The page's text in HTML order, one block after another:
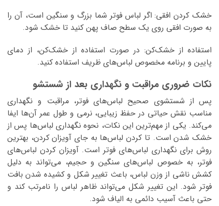
خشک کردن افقی: اگر لباس فوتر شما بزرگ و سنگین است، آن را
به صورت افقی روی یک سطح صاف پهن کنید تا خشک شود.
استفاده از خشک‌کن: در صورت استفاده از خشک‌کن، از دمای
پایین و برنامه مخصوص لباس‌های ظریف استفاده کنید.
نکات ضروری مراقبت و نگهداری بعد از شستشو
پس از شستشوی صحیح لباس‌های فوتر، مراقبت و نگهداری
مناسب نقش حیاتی در حفظ زیبایی، نرمی و طول عمر آن‌ها ایفا
می‌کند. یکی از مهم‌ترین این نکات، نحوه نگهداری لباس‌ها پس از
خشک شدن است. تا کردن لباس‌ها به جای آویزان کردن، بهترین
روش برای نگهداری لباس‌های فوتر است. آویزان کردن لباس‌های
فوتر، به خصوص لباس‌های سنگین و حجیم، می‌تواند به دلیل
کشش ناشی از وزن لباس، باعث تغییر شکل و کشیده شدن بافت
فوتر شود. این تغییر شکل می‌تواند ظاهر لباس را نامرتب کند و
حتی باعث آسیب دائمی به الیاف شود.